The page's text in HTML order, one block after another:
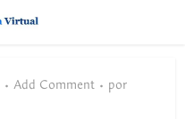
Add Comment por